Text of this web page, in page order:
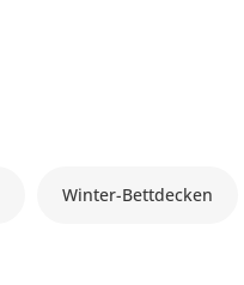
Winter-Bettdecken